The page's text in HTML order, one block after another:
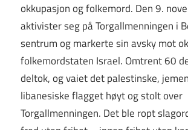
okkupasjon og folkemord. Den 9.
aktivister seg på Torgallmenningen i
sentrum og markerte sin avsky mot
folkemordstaten Israel. Omtrent 60
deltok, og vaiet det palestinske,
libanesiske flagget høyt og stolt over
Torgallmenningen. Det ble ropt